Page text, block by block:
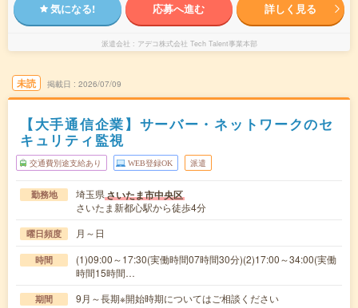
気になる! 応募へ進む 詳しく見る
派遣会社 アデコ株式会社 Tech Talent事業本部
未読 掲載日 2026/07/09
【大手通信企業】サーバー・ネットワークのセ
キュリティ監視
交通費別途支給あり WEB登録OK 派遣
勤務地 埼玉県さいたま市中央区
さいたま新都心駅から徒歩4分
曜日頻度 月～日
時間
(1)09:00～17:30(実働時間07時間30分)(2)17:00～34:00(実働
時間15時間…
期間 9月～長期※開始時期についてはご相談ください